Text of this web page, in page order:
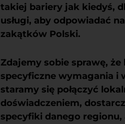
takiej bariery jak kiedyś,
usługi, aby odpowiadać
zakątków Polski.
Zdajemy sobie sprawę,
specyficzne wymagania i
staramy się połączyć
doświadczeniem,
specyfiki danego